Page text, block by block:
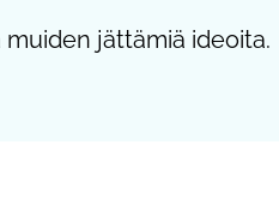
muiden jättämiä ideoita.